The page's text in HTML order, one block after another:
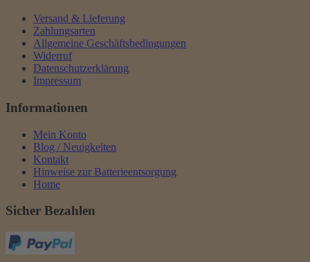
Versand & Lieferung
Zahlungsarten
Allgemeine Geschäftsbedingungen
Widerruf
Datenschutzerklärung
Impressum
Informationen
Mein Konto
Blog / Neuigkeiten
Kontakt
Hinweise zur Batterieentsorgung
Home
Sicher Bezahlen